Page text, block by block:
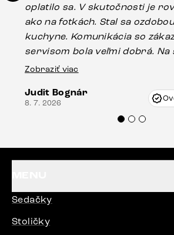
oplatilo sa. V skutočnosti je
ako na fotkách. Stal sa
kuchyne. Komunikácia so
servisom bola veľmi dobrá. Na
stola bolo malé poškodenie,
Vincze pri riešení mojej
veľmi korektne. Odporúčam
Zobraziť viac
Judit Bognár
8. 7. 2026
Sedačky
Stoličky